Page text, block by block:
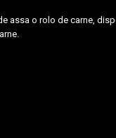
assa o rolo de carne,